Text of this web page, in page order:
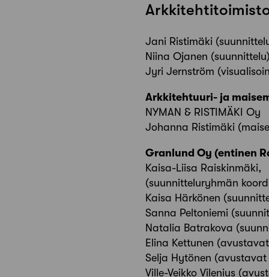
Jani Ristimäki
Niina Ojanen (suunnittelu)
Jyri Jernström
Arkkitehtuuri- ja
NYMAN & RISTIMÄKI Oy
Johanna Ristimäki
Granlund Oy (entinen
Kaisa-Liisa Raiskinmäki,
(suunnitteluryhmän
Kaisa Härkönen
Sanna Peltoniemi
Natalia Batrakova
Elina Kettunen
Selja Hytönen
Ville-Veikko Vilenius